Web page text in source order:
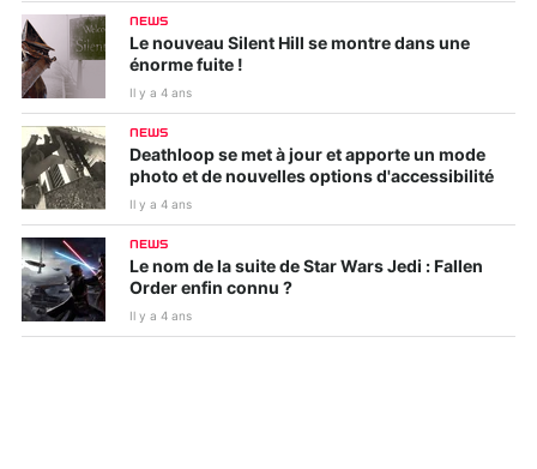
NEWS
Le nouveau Silent Hill se montre dans une
énorme fuite !
Il y a 4 ans
NEWS
Deathloop se met à jour et apporte un mode
photo et de nouvelles options d'accessibilité
Il y a 4 ans
NEWS
Le nom de la suite de Star Wars Jedi : Fallen
Order enfin connu ?
Il y a 4 ans